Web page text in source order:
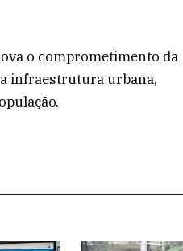
o comprometimento da
infraestrutura urbana,